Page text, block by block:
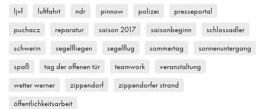
ljvf
luftfahrt ndr pinnow polizei
presseportal
puchacz
reparatur saison 2017 saisonbeginn
schlossadler
schwerin
segelfliegen segelflug sommertag
sonnenuntergang
spaß
tag der offenen tür teamwork
veranstaltung
wetter werner
zippendorf
zippendorfer strand
öffentlichkeitsarbeit